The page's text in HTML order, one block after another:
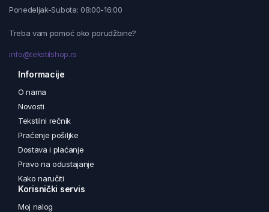
Ponedeljak-Subota: 08:00-16:00
Treba vam pomoć oko porudžbine?
info@tekstilshop.rs
Informacije
O nama
Novosti
Tekstilni rečnik
Praćenje pošiljke
Dostava i plaćanje
Pravo na odustajanje
Kako naručiti
Korisnički servis
Moj nalog